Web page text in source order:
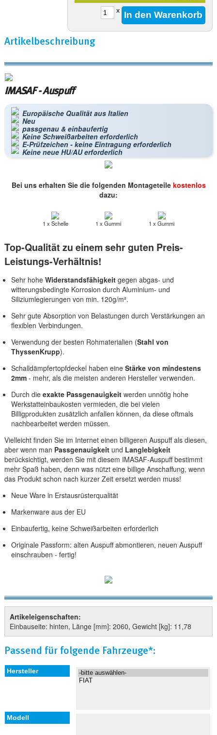
x
Artikelbeschreibung
IMASAF - Auspuff
Europäische Qualität aus Italien
Neu
passgenau & einbaufertig
Keine Schweißarbeiten erforderlich
E-Prüfzeichen - keine Eintragung erforderlich
Keine neue HU/AU erforderlich
Bei uns erhalten Sie die folgenden Montageteile kostenlos
dazu:
1 x Schelle 1 x Gummi 1 x Gummi
Top-Qualität zu einem sehr guten Preis-
Leistungs-Verhältnis!
Sehr hohe Widerstandsfähigkeit gegen abgas- und
witterungsbedingte Korrosion durch Aluminium- und
Siliziumlegierungen von min. 120g/m².
Sehr gute Absorption von Belastungen durch Verstärkungen an
flexiblen Verbindungen.
Verwendung der besten Rohmaterialien (Stahl von
ThyssenKrupp).
Schalldämpfertopfdeckel haben eine Stärke von mindestens
2mm- mehr, als die meisten anderen Hersteller verwenden.
Durch dieexakte Passgenauigkeitwerden unnötig hohe
Werkstatteinbaukosten vermieden, die bei vielen
Billigprodukten zusätzlich anfallen können, da diese oftmals
nachbearbeitet werden müssen.
Vielleicht finden Sie im Internet einen billigeren Auspuff als diesen,
aber wenn man Passgenauigkeit und Langlebigkeit
berücksichtigt, werden Sie mit diesem IMASAF-Auspuff bestimmt
mehr Spaß haben, denn was nützt eine billige Anschaffung, wenn
das Produkt schon nach kurzer Zeit ersetzt werden muss!
Neue Ware in Erstausrüsterqualität
Markenware aus der EU
Einbaufertig, keine Schweißarbeiten erforderlich
Originale Passform: alten Auspuff abmontieren, neuen Auspuff
einschrauben - fertig!
Artikeleigenschaften:
Einbauseite: hinten, Länge [mm]: 2060, Gewicht [kg]: 11,78
Passend für folgende Fahrzeuge*: